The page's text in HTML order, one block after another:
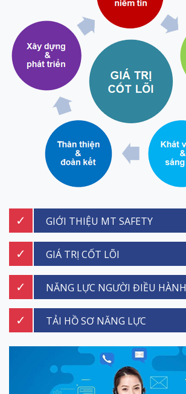
GIỚI THIỆU MT SAFETY
GIÁ TRỊ CỐT LÕI
NĂNG LỰC NGƯỜI ĐIỀU HÀNH
TẢI HỒ SƠ NĂNG LỰC